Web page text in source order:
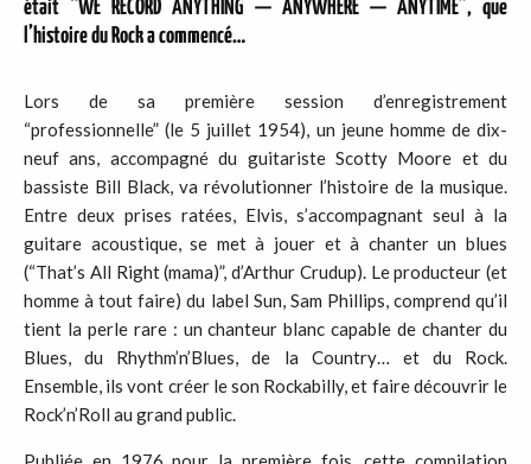
était “WE RECORD ANYTHING — ANYWHERE — ANYTIME”, que
l’histoire du Rock a commencé…
Lors de sa première session d’enregistrement
“professionnelle” (le 5 juillet 1954), un jeune homme de dix-
neuf ans, accompagné du guitariste Scotty Moore et du
bassiste Bill Black, va révolutionner l’histoire de la musique.
Entre deux prises ratées, Elvis, s’accompagnant seul à la
guitare acoustique, se met à jouer et à chanter un blues
(“That’s All Right (mama)”, d’Arthur Crudup). Le producteur (et
homme à tout faire) du label Sun, Sam Phillips, comprend qu’il
tient la perle rare : un chanteur blanc capable de chanter du
Blues, du Rhythm’n’Blues, de la Country… et du Rock.
Ensemble, ils vont créer le son Rockabilly, et faire découvrir le
Rock’n’Roll au grand public.